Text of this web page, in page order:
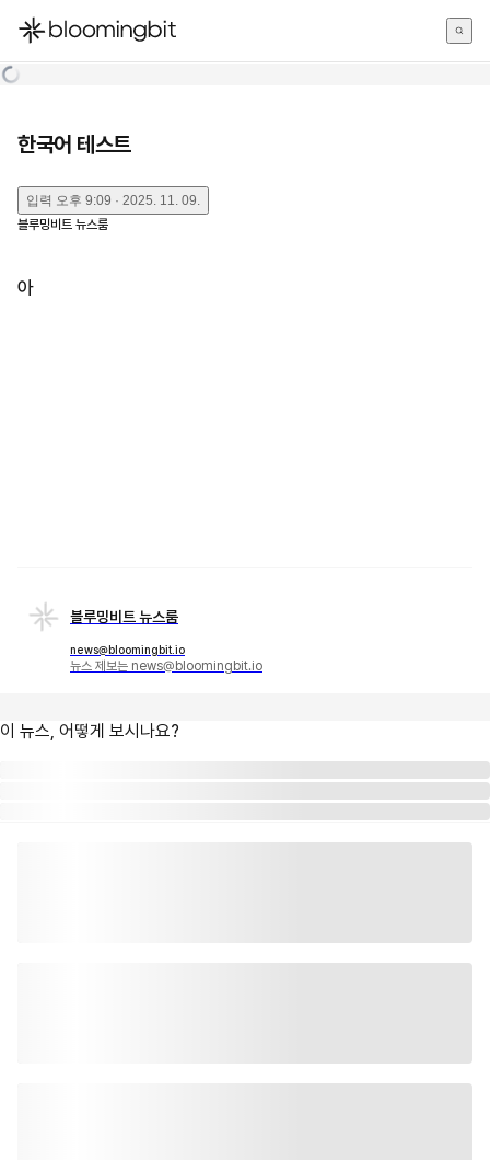
한국어
한국어 테스트
입력 오후 9:09 · 2025. 11. 09.
블루밍비트 뉴스룸
아
블루밍비트 뉴스룸
news@bloomingbit.io
뉴스 제보는 news@bloomingbit.io
이 뉴스, 어떻게 보시나요?